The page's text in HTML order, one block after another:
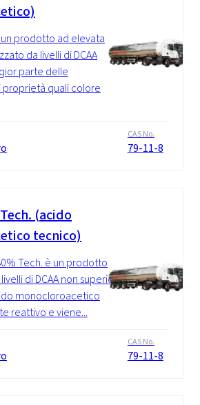
un prodotto ad elevata
da livelli di DCAA
parte delle
proprietà quali colore
CAS No.
79-11-8
(acido
tecnico)
Tech. è un prodotto
di DCAA non superiori
monocloroacetico
reattivo e viene...
CAS No.
79-11-8